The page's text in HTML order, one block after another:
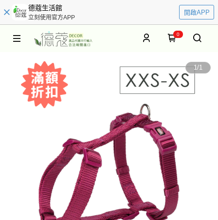
德蔻生活館
立刻使用官方APP
開啟APP
0
1/1